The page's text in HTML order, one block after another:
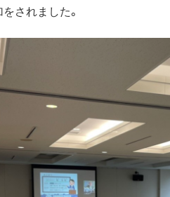
されました。